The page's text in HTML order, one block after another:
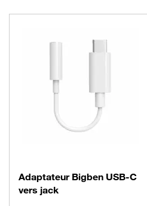
Adaptateur Bigben USB-C
vers jack